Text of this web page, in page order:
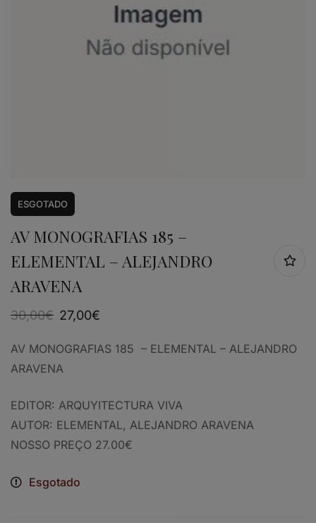
ESGOTADO
AV MONOGRAFIAS 185 –
ELEMENTAL – ALEJANDRO
ARAVENA
30,00€ 27,00€
AV MONOGRAFIAS 185 – ELEMENTAL – ALEJANDRO
ARAVENA
EDITOR: ARQUYITECTURA VIVA
AUTOR: ELEMENTAL, ALEJANDRO ARAVENA
NOSSO PREÇO 27.00€
Esgotado